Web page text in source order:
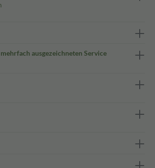
ausgezeichneten Service